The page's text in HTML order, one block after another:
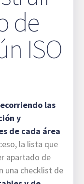
de
ISO
las
y
de cada área
la lista que
apartado de
una checklist de